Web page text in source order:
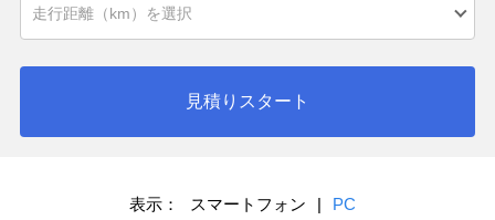
見積りスタート
表示： スマートフォン | PC